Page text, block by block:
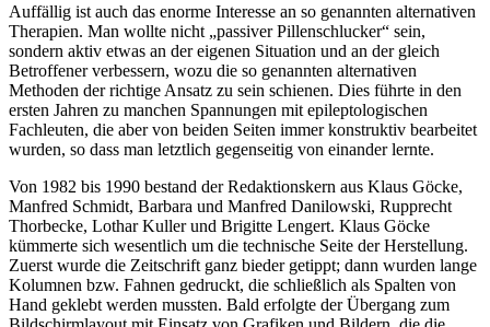
Auffällig ist auch das enorme Interesse an so genannten alternativen
Therapien. Man wollte nicht „passiver Pillenschlucker“ sein,
sondern aktiv etwas an der eigenen Situation und an der gleich
Betroffener verbessern, wozu die so genannten alternativen
Methoden der richtige Ansatz zu sein schienen. Dies führte in den
ersten Jahren zu manchen Spannungen mit epileptologischen
Fachleuten, die aber von beiden Seiten immer konstruktiv bearbeitet
wurden, so dass man letztlich gegenseitig von einander lernte.
Von 1982 bis 1990 bestand der Redaktionskern aus Klaus Göcke,
Manfred Schmidt, Barbara und Manfred Danilowski, Rupprecht
Thorbecke, Lothar Kuller und Brigitte Lengert. Klaus Göcke
kümmerte sich wesentlich um die technische Seite der Herstellung.
Zuerst wurde die Zeitschrift ganz bieder getippt; dann wurden lange
Kolumnen bzw. Fahnen gedruckt, die schließlich als Spalten von
Hand geklebt werden mussten. Bald erfolgte der Übergang zum